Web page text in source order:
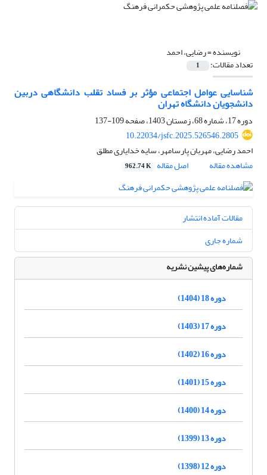
نویسنده =رضایی، احمد
تعداد مقالات: 1
شناسایی عوامل اجتماعی مؤثر بر فساد تقلب دانشگاهی دربین
دانشجویان دانشگاه‌ تهران
دوره 17، شماره 68، زمستان 1403، صفحه
109-137
10.22034/jsfc.2025.526546.2805
احمد رضایی، مهربان پارسامهر، سایه خدایاری مطلق
مشاهده مقاله
اصل مقاله 962.74 K
مقالات آماده انتشار
شماره جاری
شماره‌های پیشین نشریه
دوره 18 (1404)
دوره 17 (1403)
دوره 16 (1402)
دوره 15 (1401)
دوره 14 (1400)
دوره 13 (1399)
دوره 12 (1398)